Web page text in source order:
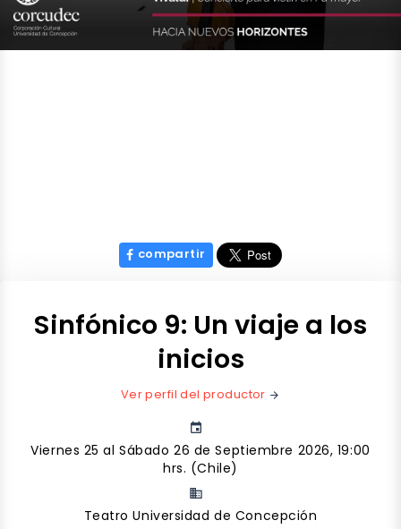
compartir
Sinfónico 9: Un viaje a los
inicios
Ver perfil del productor arrow_forward
event
Viernes 25 al Sábado 26 de Septiembre 2026, 19:00
hrs. (Chile)
business
Teatro Universidad de Concepción